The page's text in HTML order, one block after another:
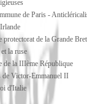
de Paris -
de la Grande
la ruse
de la IIIème République
de Victor-Emmanuel II
d'Italie